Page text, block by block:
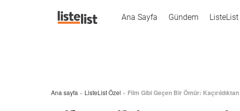
Ana Sayfa Gündem ListeList
Ana sayfa » ListeList Özel » Film Gibi Geçen Bir Ömür: